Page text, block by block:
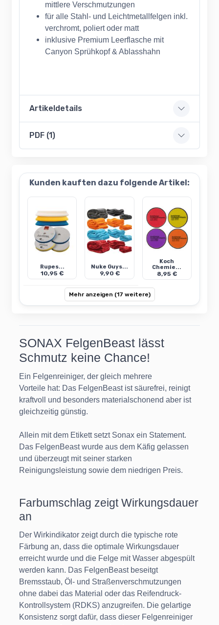
mittlere Verschmutzungen
für alle Stahl- und Leichtmetallfelgen inkl.
verchromt, poliert oder matt
inklusive Premium Leerflasche mit
Canyon Sprühkopf & Ablasshahn
Artikeldetails
PDF (1)
Kunden kauften dazu folgende Artikel:
Rupes...
10,95 €
Nuke Guys...
9,90 €
Koch
Chemie...
8,95 €
Mehr anzeigen (17 weitere)
SONAX FelgenBeast lässt
Schmutz keine Chance!
Ein Felgenreiniger, der gleich mehrere
Vorteile hat: Das FelgenBeast ist säurefrei, reinigt
kraftvoll und besonders materialschonend aber ist
gleichzeitig günstig.
Allein mit dem Etikett setzt Sonax ein Statement.
Das FelgenBeast wurde aus dem Käfig gelassen
und überzeugt mit seiner starken
Reinigungsleistung sowie dem niedrigen Preis.
Farbumschlag zeigt Wirkungsdauer
an
Der Wirkindikator zeigt durch die typische rote
Färbung an, dass die optimale Wirkungsdauer
erreicht wurde und die Felge mit Wasser abgespült
werden kann. Das FelgenBeast beseitgt
Bremsstaub, Öl- und Straßenverschmutzungen
ohne dabei das Material oder das Reifendruck-
Kontrollsystem (RDKS) anzugreifen. Die gelartige
Konsistenz sorgt dafür, dass dieser Felgenreiniger